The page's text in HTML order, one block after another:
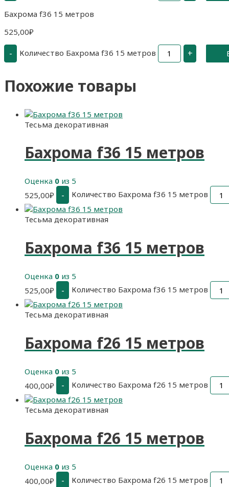
Бахрома f36 15 метров
525,00₽
- Количество Бахрома f36 15 метров +
Похожие товары
Тесьма декоративная
Бахрома f36 15 метров
Оценка 0 из 5
525,00₽ - Количество Бахрома f36 15 метров
Тесьма декоративная
Бахрома f36 15 метров
Оценка 0 из 5
525,00₽ - Количество Бахрома f36 15 метров
Тесьма декоративная
Бахрома f26 15 метров
Оценка 0 из 5
400,00₽ - Количество Бахрома f26 15 метров
Тесьма декоративная
Бахрома f26 15 метров
Оценка 0 из 5
400,00₽ - Количество Бахрома f26 15 метров